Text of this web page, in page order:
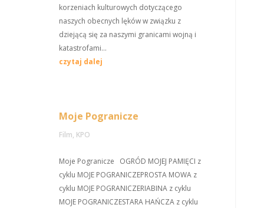
korzeniach kulturowych dotyczącego
naszych obecnych lęków w związku z
dziejącą się za naszymi granicami wojną i
katastrofami...
czytaj dalej
Moje Pogranicze
Film, KPO
Moje Pogranicze OGRÓD MOJEJ PAMIĘCI z
cyklu MOJE POGRANICZEPROSTA MOWA z
cyklu MOJE POGRANICZERIABINA z cyklu
MOJE POGRANICZESTARA HAŃCZA z cyklu